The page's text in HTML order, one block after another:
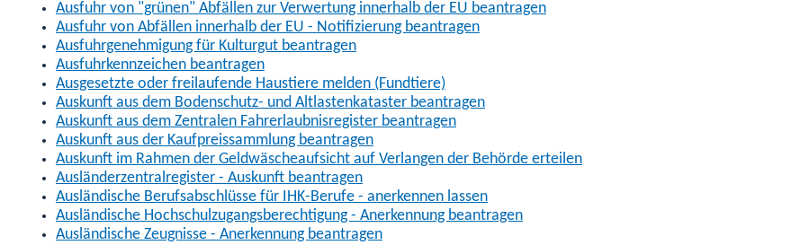
Ausfuhr von "grünen" Abfällen zur Verwertung innerhalb der EU beantragen
Ausfuhr von Abfällen innerhalb der EU - Notifizierung beantragen
Ausfuhrgenehmigung für Kulturgut beantragen
Ausfuhrkennzeichen beantragen
Ausgesetzte oder freilaufende Haustiere melden (Fundtiere)
Auskunft aus dem Bodenschutz- und Altlastenkataster beantragen
Auskunft aus dem Zentralen Fahrerlaubnisregister beantragen
Auskunft aus der Kaufpreissammlung beantragen
Auskunft im Rahmen der Geldwäscheaufsicht auf Verlangen der Behörde erteilen
Ausländerzentralregister - Auskunft beantragen
Ausländische Berufsabschlüsse für IHK-Berufe - anerkennen lassen
Ausländische Hochschulzugangsberechtigung - Anerkennung beantragen
Ausländische Zeugnisse - Anerkennung beantragen